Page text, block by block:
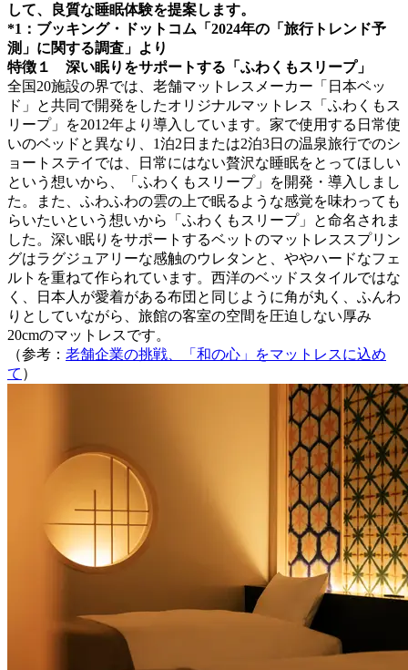
して、良質な睡眠体験を提案します。
*1：ブッキング・ドットコム「2024年の「旅行トレンド予
測」に関する調査」より
特徴１ 深い眠りをサポートする「ふわくもスリープ」
全国20施設の界では、老舗マットレスメーカー「日本ベッ
ド」と共同で開発をしたオリジナルマットレス「ふわくもス
リープ」を2012年より導入しています。家で使用する日常使
いのベッドと異なり、1泊2日または2泊3日の温泉旅行でのシ
ョートステイでは、日常にはない贅沢な睡眠をとってほしい
という想いから、「ふわくもスリープ」を開発・導入しまし
た。また、ふわふわの雲の上で眠るような感覚を味わっても
らいたいという想いから「ふわくもスリープ」と命名されま
した。深い眠りをサポートするベットのマットレススプリン
グはラグジュアリーな感触のウレタンと、ややハードなフェ
ルトを重ねて作られています。西洋のベッドスタイルではな
く、日本人が愛着がある布団と同じように角が丸く、ふんわ
りとしていながら、旅館の客室の空間を圧迫しない厚み
20cmのマットレスです。
（参考： 老舗企業の挑戦、「和の心」をマットレスに込め
て ）